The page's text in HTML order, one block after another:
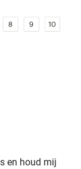
en houd mij